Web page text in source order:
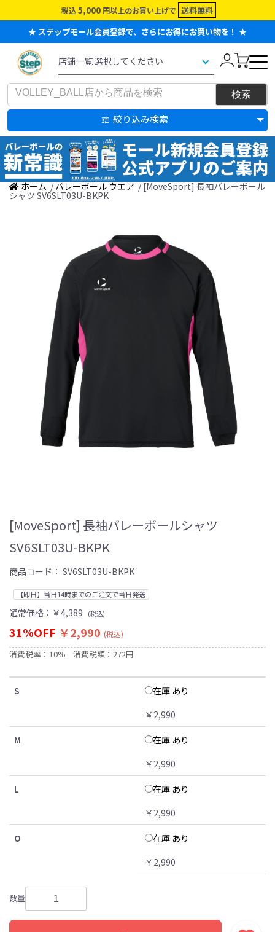
税込 5,000 円以上のお買い上げで 送料無料
★ ステップモール会員登録で、さらにお得にお買い物を！ ★
絞り込み検索
ホーム / バレーボール ウエア / [MoveSport] 長袖バレーボール
シャツ SV6SLT03U-BKPK
[MoveSport] 長袖バレーボールシャツ
SV6SLT03U-BKPK
商品コード： SV6SLT03U-BKPK
【即日】当日14時までのご注文で当日発送
通常価格： ￥4,389 (税込)
31%OFF ￥2,990 (税込)
消費税率：10% 消費税額：272円
S
在庫 あり
￥2,990
M
在庫 あり
￥2,990
L
在庫 あり
￥2,990
O
在庫 あり
￥2,990
数量